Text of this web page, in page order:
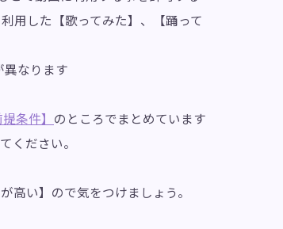
用した【歌ってみた】、【踊って
異なります
提条件】 のところでまとめています
ください。
高い】ので気をつけましょう。